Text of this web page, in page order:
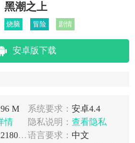
黑潮之上
烧脑 冒险 剧情
安卓版下载
M 系统要求： 安卓4.4
情 隐私说明： 查看隐私
语言要求： 中文